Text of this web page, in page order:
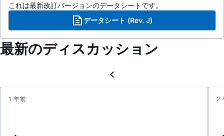
これは最新改訂バージョンのデータシートです。
データシート (Rev. J)
最新のディスカッション
1 年前 2